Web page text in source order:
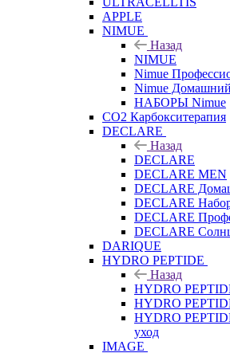
APPLE
NIMUE
Назад
NIMUE
Nimue
Nimue
НАБОРЫ Nimue
CO2 Карбокситерапия
DECLARE
Назад
DECLARE
DECLARE MEN
DECLARE
DECLARE
DECLARE
DECLARE
DARIQUE
HYDRO PEPTIDE
Назад
HYDRO
HYDRO
HYDRO
уход
IMAGE